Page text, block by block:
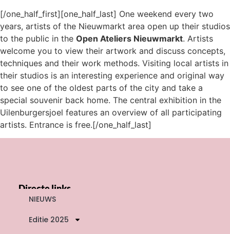
[/one_half_first][one_half_last] One weekend every two
years, artists of the Nieuwmarkt area open up their studios
to the public in the Open Ateliers Nieuwmarkt. Artists
welcome you to view their artwork and discuss concepts,
techniques and their work methods. Visiting local artists in
their studios is an interesting experience and original way
to see one of the oldest parts of the city and take a
special souvenir back home. The central exhibition in the
Uilenburgersjoel features an overview of all participating
artists. Entrance is free.[/one_half_last]
Directe links
NIEUWS
Editie 2025